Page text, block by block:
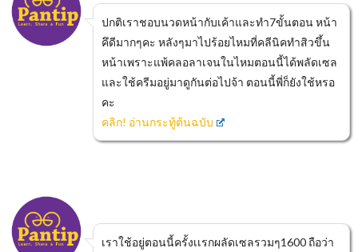
ปกติเราชอบนวดหน้ากับเค้าและทำ7ขั้นตอน หน้า
คึดีมากๆคะ หลังๆมาไปร้อยไหมที่คลีนิคทำสิวขึ้น
หน้าเพราะแพ้คลอลาเจนในไหมตอนนี้ได้พลัดเซล
และใช้ครีมอยู่มาดูกันต่อไปจ้า ตอนนี้พี่ก็ยังใช้หรอ
คะ
คลิก! อ่านกระทู้ต้นฉบับ
เราใช้อยู่ตอนนี้ครั้งเเรกผลัดเซลรวมๆ1600 ถือว่า